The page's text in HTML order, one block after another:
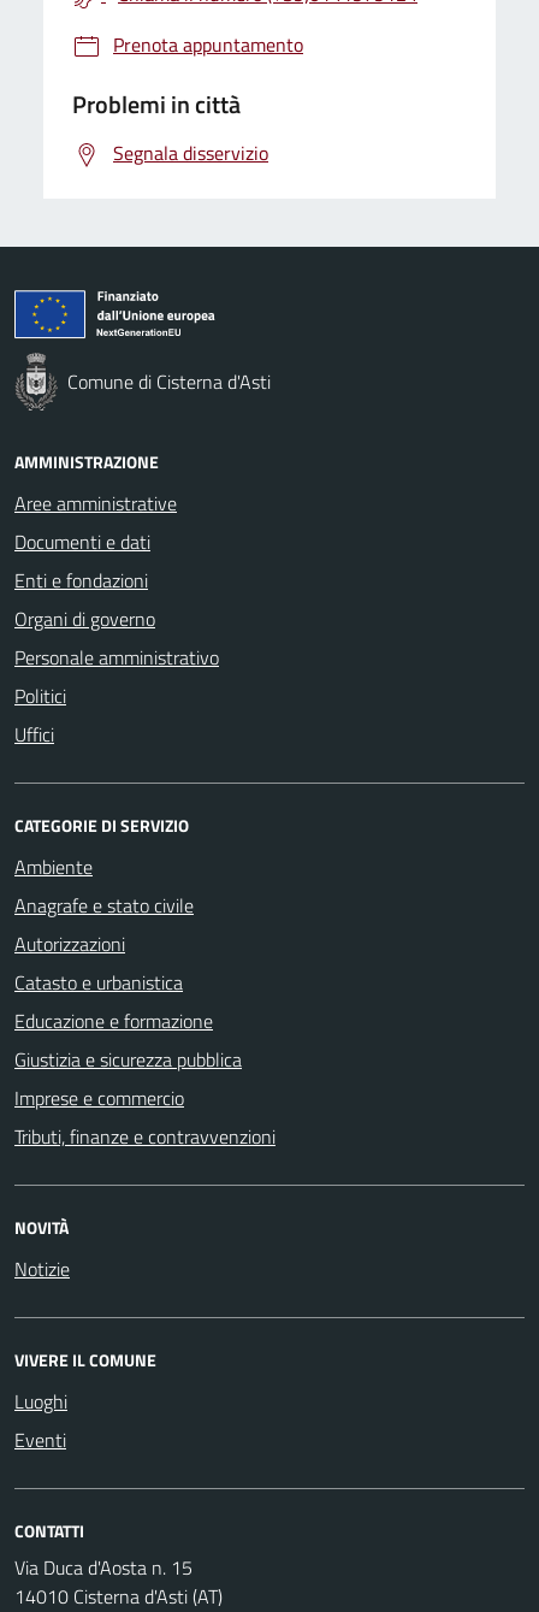
Prenota appuntamento
Problemi in città
Segnala disservizio
Comune di Cisterna d'Asti
AMMINISTRAZIONE
Aree amministrative
Documenti e dati
Enti e fondazioni
Organi di governo
Personale amministrativo
Politici
Uffici
CATEGORIE DI SERVIZIO
Ambiente
Anagrafe e stato civile
Autorizzazioni
Catasto e urbanistica
Educazione e formazione
Giustizia e sicurezza pubblica
Imprese e commercio
Tributi, finanze e contravvenzioni
NOVITÀ
Notizie
VIVERE IL COMUNE
Luoghi
Eventi
CONTATTI
Via Duca d'Aosta n. 15
14010 Cisterna d'Asti (AT)